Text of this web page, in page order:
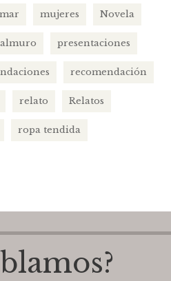
mar mujeres Novela
presentaciones
recomendación
relato Relatos
ropa tendida